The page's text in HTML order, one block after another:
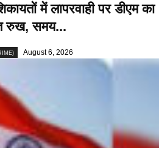
में लापरवाही पर डीएम का
रुख, समय...
August 6, 2026